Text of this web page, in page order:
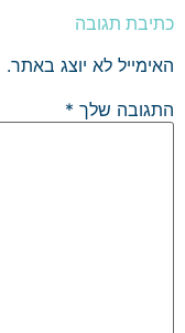
כתיבת תגובה
האימייל לא יוצג באתר.
התגובה שלך *